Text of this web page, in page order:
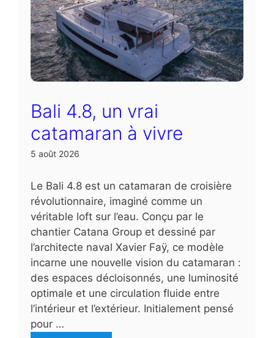
Bali 4.8, un vrai
catamaran à vivre
5 août 2026
Le Bali 4.8 est un catamaran de croisière
révolutionnaire, imaginé comme un
véritable loft sur l’eau. Conçu par le
chantier Catana Group et dessiné par
l’architecte naval Xavier Faÿ, ce modèle
incarne une nouvelle vision du catamaran :
des espaces décloisonnés, une luminosité
optimale et une circulation fluide entre
l’intérieur et l’extérieur. Initialement pensé
pour …